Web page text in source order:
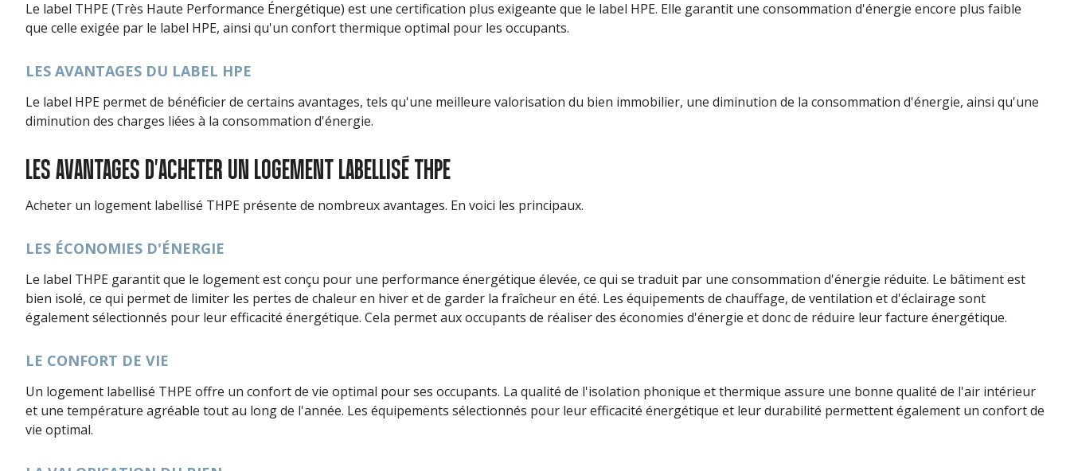
Le label THPE (Très Haute Performance Énergétique) est une certification plus exigeante que le label HPE. Elle garantit une consommation d'énergie encore plus faible
que celle exigée par le label HPE, ainsi qu'un confort thermique optimal pour les occupants.
LES AVANTAGES DU LABEL HPE
Le label HPE permet de bénéficier de certains avantages, tels qu'une meilleure valorisation du bien immobilier, une diminution de la consommation d'énergie, ainsi qu'une
diminution des charges liées à la consommation d'énergie.
LES AVANTAGES D'ACHETER UN LOGEMENT LABELLISÉ THPE
Acheter un logement labellisé THPE présente de nombreux avantages. En voici les principaux.
LES ÉCONOMIES D'ÉNERGIE
Le label THPE garantit que le logement est conçu pour une performance énergétique élevée, ce qui se traduit par une consommation d'énergie réduite. Le bâtiment est
bien isolé, ce qui permet de limiter les pertes de chaleur en hiver et de garder la fraîcheur en été. Les équipements de chauffage, de ventilation et d'éclairage sont
également sélectionnés pour leur efficacité énergétique. Cela permet aux occupants de réaliser des économies d'énergie et donc de réduire leur facture énergétique.
LE CONFORT DE VIE
Un logement labellisé THPE offre un confort de vie optimal pour ses occupants. La qualité de l'isolation phonique et thermique assure une bonne qualité de l'air intérieur
et une température agréable tout au long de l'année. Les équipements sélectionnés pour leur efficacité énergétique et leur durabilité permettent également un confort de
vie optimal.